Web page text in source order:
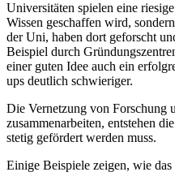
Universitäten spielen eine
Wissen geschaffen wird,
der Uni, haben dort geforscht
Beispiel durch
einer guten Idee auch ein
ups deutlich schwieriger.
Die Vernetzung von Forschung
zusammenarbeiten, entstehen
stetig gefördert werden muss.
Einige Beispiele zeigen, wie